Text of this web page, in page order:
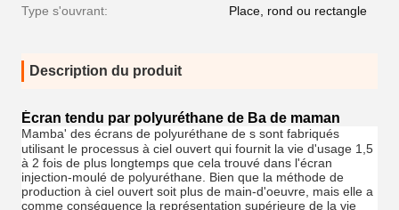
Type s'ouvrant: Place, rond ou rectangle
Description du produit
Écran tendu par polyuréthane de Ba de maman
Mamba' des écrans de polyuréthane de s sont fabriqués
utilisant le processus à ciel ouvert qui fournit la vie d'usage 1,5
à 2 fois de plus longtemps que cela trouvé dans l'écran
injection-moulé de polyuréthane. Bien que la méthode de
production à ciel ouvert soit plus de main-d'oeuvre, mais elle a
comme conséquence la représentation supérieure de la vie